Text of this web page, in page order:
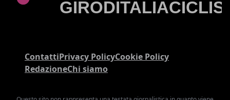
ContattiPrivacy PolicyCookie Policy
RedazioneChi siamo